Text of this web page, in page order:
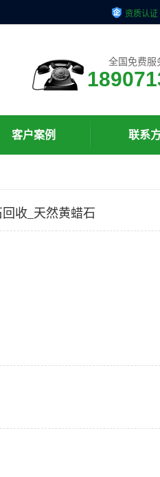
资质认证
全国免费服
客户案例 联系
收_天然黄蜡石